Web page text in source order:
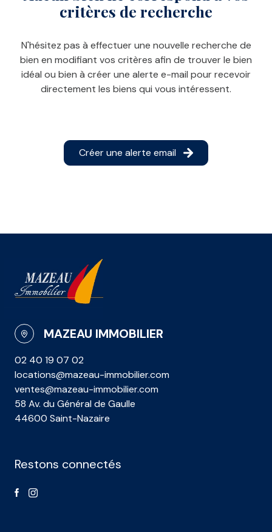
E-MAIL
CONTACT
critères de recherche
N'hésitez pas à effectuer une nouvelle recherche de
bien en modifiant vos critères afin de trouver le bien
idéal ou bien à créer une alerte e-mail pour recevoir
directement les biens qui vous intéressent.
Créer une alerte email
MAZEAU IMMOBILIER
02 40 19 07 02
locations@mazeau-immobilier.com
ventes@mazeau-immobilier.com
58 Av. du Général de Gaulle
44600 Saint-Nazaire
Restons connectés